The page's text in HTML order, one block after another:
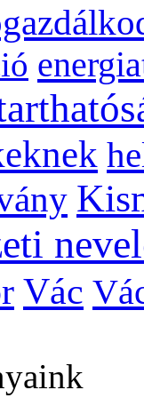
Vác